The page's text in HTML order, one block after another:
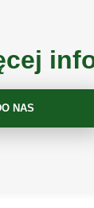
NAS